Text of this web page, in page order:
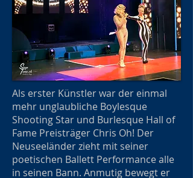
Als erster Künstler war der einmal
mehr unglaubliche Boylesque
Shooting Star und Burlesque Hall of
Fame Preisträger Chris Oh! Der
Neuseeländer zieht mit seiner
poetischen Ballett Performance alle
in seinen Bann. Anmutig bewegt er